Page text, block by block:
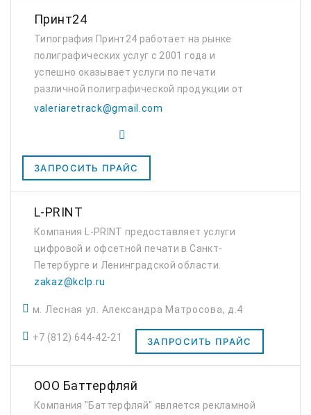
Принт24
Типография Принт24 работает на рынке
полиграфических услуг с 2001 года и
успешно оказывает услуги по печати
различной полиграфической продукции от
листовок до глянцевых журналов и упаковки.
развитие позволяет нам...
valeriaretrack@gmail.com
ЗАПРОСИТЬ ПРАЙС
L-PRINT
Компания L-PRINT предоставляет услуги
цифровой и офсетной печати в Санкт-
Петербурге и Ленинградской области.
zakaz@kclp.ru
м. Лесная ул. Александра Матросова, д.4
+7 (812) 644-42-21 ЗАПРОСИТЬ ПРАЙС
ООО Баттерфляй
Компания "Баттерфляй" является рекламной